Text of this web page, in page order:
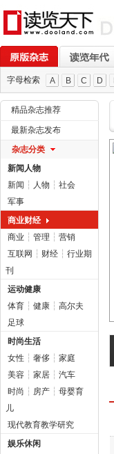
字母检索 A B C D
精品杂志推荐
最新杂志发布
杂志分类
新闻人物
新闻 ┆ 人物 ┆ 社会
军事
商业财经
商业 ┆ 管理 ┆ 营销
互联网 ┆ 财经 ┆ 行业期
刊
运动健康
体育 ┆ 健康 ┆ 高尔夫
足球
时尚生活
女性 ┆ 奢侈 ┆ 家庭
美容 ┆ 家居 ┆ 汽车
时尚 ┆ 房产 ┆ 母婴育
儿
现代教育教学研究
娱乐休闲